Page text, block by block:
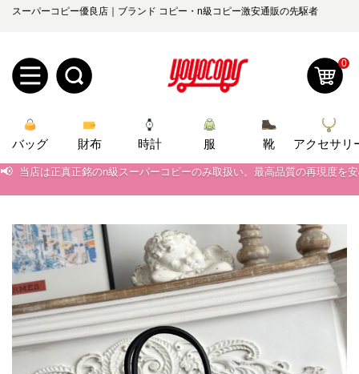
スーパーコピー優良店｜ブランド コピー・n級コピー激安通販の先駆者
規
ユ
ザ
ー
ロ
グ
ン
オ
ダ
知
yoyocopys@gmail.com
0
バッグ 財布 時計 服 靴 アクセサリ
📢 当店は正真正銘のn級スーパーコピーのみ取扱い。最高品質の再現度を
📢 当店は正真正銘のn級スーパーコピーのみ取扱い。最高品質の再現度を
2026春の新作続々更新中！期間中のご注文でお得な割引をご利用いただ
📢 新作入荷！ルイ・ヴィトンスーパーコピー バッグ最新モデルが登場。